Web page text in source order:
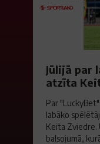
Jūlijā par
atzīta
Par
labāko
Keita Zviedre.
balsojumā,